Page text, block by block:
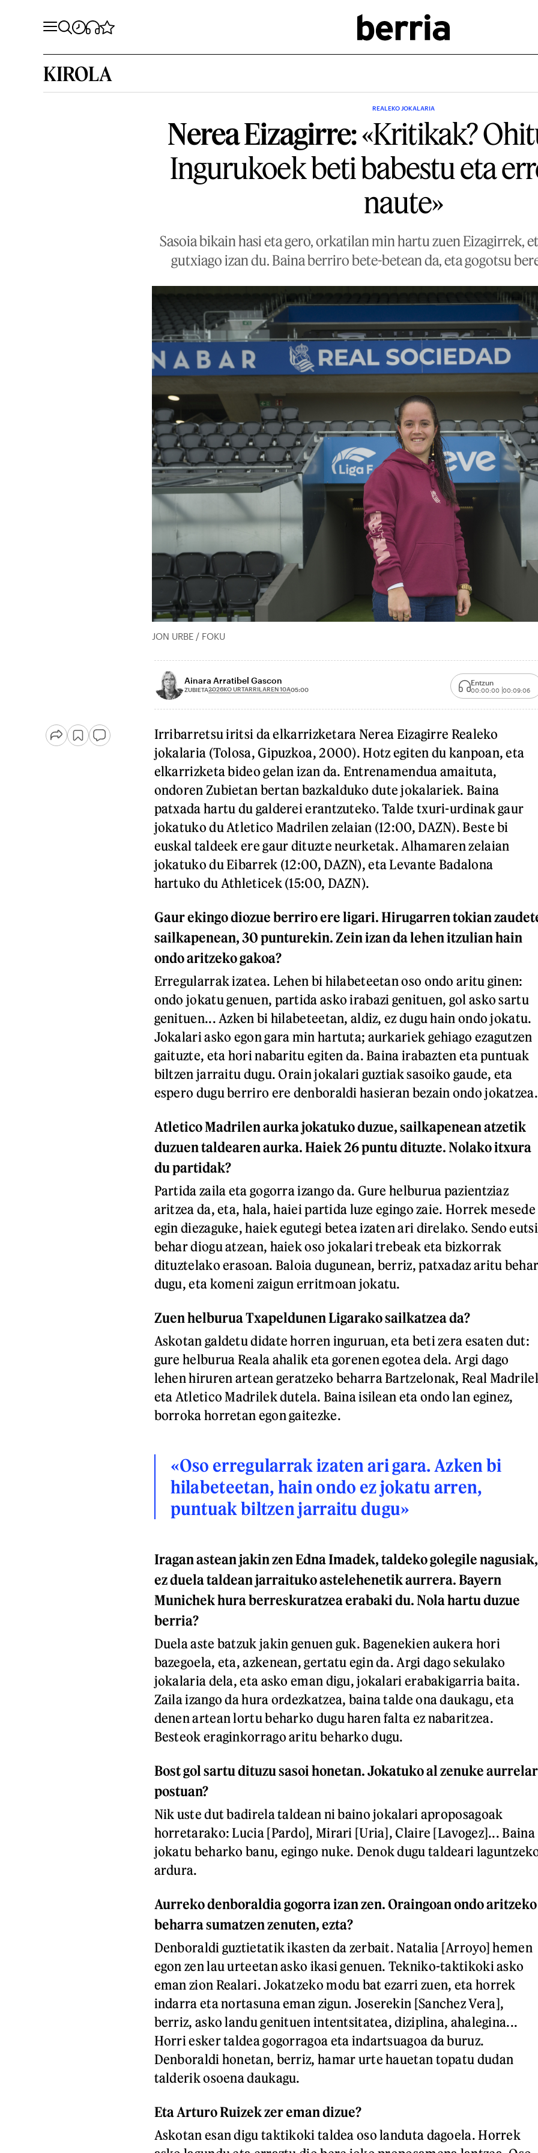
KIROLA
REALEKO JOKALARIA
Nerea Eizagirre:«Kritikak?
Ingurukoek beti babestu eta
naute»
Sasoia bikain hasi eta gero, orkatilan min hartu zuen Eizagirrek,
gutxiago izan du. Baina berriro bete-betean da, eta gogotsu
JON URBE / FOKU
Ainara Arratibel Gascon
ZUBIETA2026KO URTARRILAREN 10A05:00
Entzun
00:00:00 00:09:06
Irribarretsu iritsi da elkarrizketara Nerea Eizagirre Realeko
jokalaria (Tolosa, Gipuzkoa, 2000). Hotz egiten du kanpoan, eta
elkarrizketa bideo gelan izan da. Entrenamendua amaituta,
ondoren Zubietan bertan bazkalduko dute jokalariek. Baina
patxada hartu du galderei erantzuteko. Talde txuri-urdinak gaur
jokatuko du Atletico Madrilen zelaian (12:00, DAZN). Beste bi
euskal taldeek ere gaur dituzte neurketak. Alhamaren zelaian
jokatuko du Eibarrek (12:00, DAZN), eta Levante Badalona
hartuko du Athleticek (15:00, DAZN).
Gaur ekingo diozue berriro ere ligari. Hirugarren tokian
sailkapenean, 30 punturekin. Zein izan da lehen itzulian hain
ondo aritzeko gakoa?
Erregularrak izatea. Lehen bi hilabeteetan oso ondo aritu ginen:
ondo jokatu genuen, partida asko irabazi genituen, gol asko sartu
genituen... Azken bi hilabeteetan, aldiz, ez dugu hain ondo jokatu.
Jokalari asko egon gara min hartuta; aurkariek gehiago ezagutzen
gaituzte, eta hori nabaritu egiten da. Baina irabazten eta puntuak
biltzen jarraitu dugu. Orain jokalari guztiak sasoiko gaude, eta
espero dugu berriro ere denboraldi hasieran bezain ondo jokatzea.
Atletico Madrilen aurka jokatuko duzue, sailkapenean atzetik
duzuen taldearen aurka. Haiek 26 puntu dituzte. Nolako itxura
du partidak?
Partida zaila eta gogorra izango da. Gure helburua pazientziaz
aritzea da, eta, hala, haiei partida luze egingo zaie. Horrek mesede
egin diezaguke, haiek egutegi betea izaten ari direlako. Sendo eutsi
behar diogu atzean, haiek oso jokalari trebeak eta bizkorrak
dituztelako erasoan. Baloia dugunean, berriz, patxadaz aritu
dugu, eta komeni zaigun erritmoan jokatu.
Zuen helburua Txapeldunen Ligarako sailkatzea da?
Askotan galdetu didate horren inguruan, eta beti zera esaten dut:
gure helburua Reala ahalik eta gorenen egotea dela. Argi dago
lehen hiruren artean geratzeko beharra Bartzelonak, Real
eta Atletico Madrilek dutela. Baina isilean eta ondo lan eginez,
borroka horretan egon gaitezke.
«Oso erregularrak izaten ari gara. Azken bi
hilabeteetan, hain ondo ez jokatu arren,
puntuak biltzen jarraitu dugu»
Iragan astean jakin zen Edna Imadek, taldeko golegile nagusiak,
ez duela taldean jarraituko astelehenetik aurrera. Bayern
Munichek hura berreskuratzea erabaki du. Nola hartu duzue
berria?
Duela aste batzuk jakin genuen guk. Bagenekien aukera hori
bazegoela, eta, azkenean, gertatu egin da. Argi dago sekulako
jokalaria dela, eta asko eman digu, jokalari erabakigarria baita.
Zaila izango da hura ordezkatzea, baina talde ona daukagu, eta
denen artean lortu beharko dugu haren falta ez nabaritzea.
Besteok eraginkorrago aritu beharko dugu.
Bost gol sartu dituzu sasoi honetan. Jokatuko al zenuke
postuan?
Nik uste dut badirela taldean ni baino jokalari aproposagoak
horretarako: Lucia [Pardo], Mirari [Uria], Claire [Lavogez]... Baina
jokatu beharko banu, egingo nuke. Denok dugu taldeari
ardura.
Aurreko denboraldia gogorra izan zen. Oraingoan ondo aritzeko
beharra sumatzen zenuten, ezta?
Denboraldi guztietatik ikasten da zerbait. Natalia [Arroyo] hemen
egon zen lau urteetan asko ikasi genuen. Tekniko-taktikoki asko
eman zion Realari. Jokatzeko modu bat ezarri zuen, eta horrek
indarra eta nortasuna eman zigun. Joserekin [Sanchez Vera],
berriz, asko landu genituen intentsitatea, diziplina, ahalegina...
Horri esker taldea gogorragoa eta indartsuagoa da buruz.
Denboraldi honetan, berriz, hamar urte hauetan topatu dudan
talderik osoena daukagu.
Eta Arturo Ruizek zer eman dizue?
Askotan esan digu taktikoki taldea oso landuta dagoela. Horrek